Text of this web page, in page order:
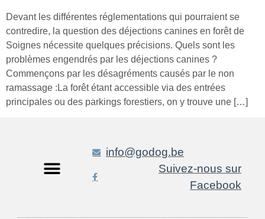
Devant les différentes réglementations qui pourraient se
contredire, la question des déjections canines en forêt de
Soignes nécessite quelques précisions. Quels sont les
problèmes engendrés par les déjections canines ?
Commençons par les désagréments causés par le non
ramassage :La forêt étant accessible via des entrées
principales ou des parkings forestiers, on y trouve une […]
info@godog.be
Suivez-nous sur
Facebook